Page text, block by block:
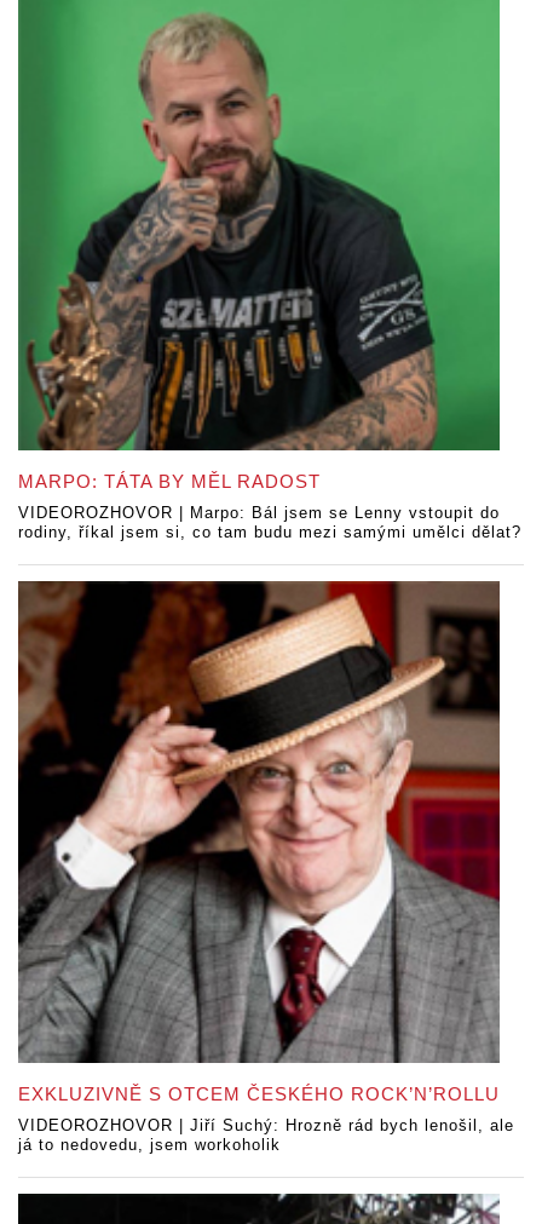
MARPO: TÁTA BY MĚL RADOST
VIDEOROZHOVOR | Marpo: Bál jsem se Lenny vstoupit do
rodiny, říkal jsem si, co tam budu mezi samými umělci dělat?
EXKLUZIVNĚ S OTCEM ČESKÉHO ROCK’N’ROLLU
VIDEOROZHOVOR | Jiří Suchý: Hrozně rád bych lenošil, ale
já to nedovedu, jsem workoholik